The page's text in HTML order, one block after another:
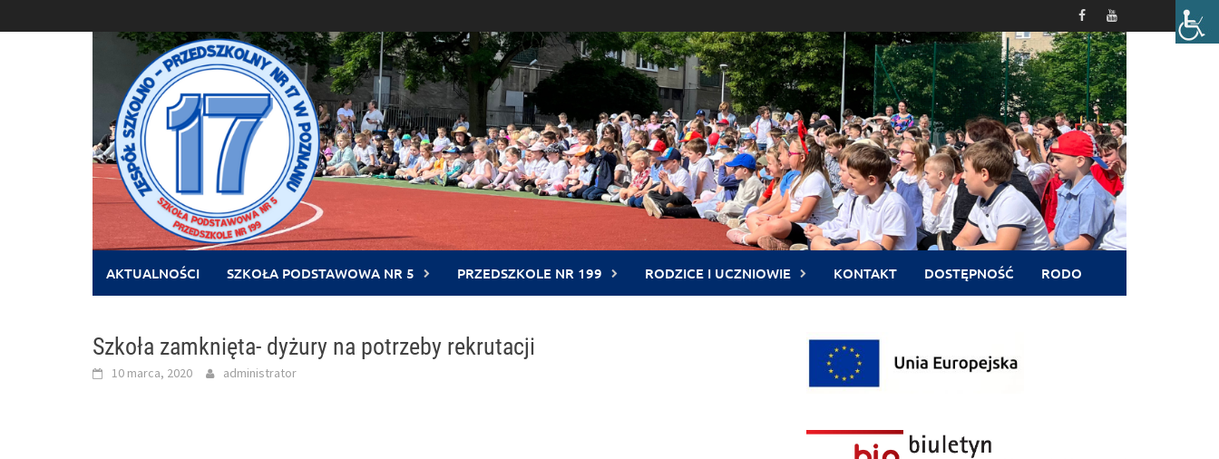
to
AKTUALNOŚCI SZKOŁA PODSTAWOWA NR 5 PRZEDSZKOLE NR 199 RODZICE I UCZNIOWIE KONTAKT DOSTĘPNOŚĆ RODO
Szkoła zamknięta- dyżury na potrzeby rekrutacji
10 marca, 2020 administrator